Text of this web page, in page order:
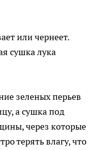
или чернеет.
сушка лука
зеленых перьев
а сушка под
через которые
терять влагу, что